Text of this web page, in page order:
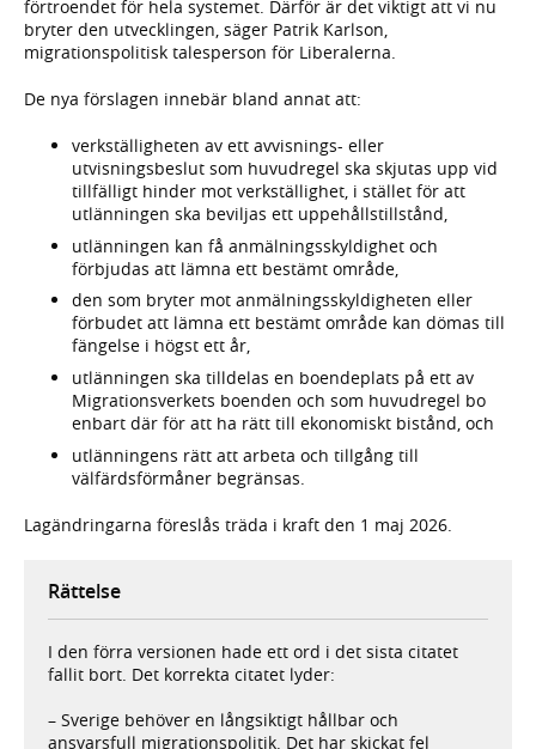
förtroendet för hela systemet. Därför är det viktigt att vi nu
bryter den utvecklingen, säger Patrik Karlson,
migrationspolitisk talesperson för Liberalerna.
De nya förslagen innebär bland annat att:
verkställigheten av ett avvisnings- eller
utvisningsbeslut som huvudregel ska skjutas upp vid
tillfälligt hinder mot verkställighet, i stället för att
utlänningen ska beviljas ett uppehållstillstånd,
utlänningen kan få anmälningsskyldighet och
förbjudas att lämna ett bestämt område,
den som bryter mot anmälningsskyldigheten eller
förbudet att lämna ett bestämt område kan dömas till
fängelse i högst ett år,
utlänningen ska tilldelas en boendeplats på ett av
Migrationsverkets boenden och som huvudregel bo
enbart där för att ha rätt till ekonomiskt bistånd, och
utlänningens rätt att arbeta och tillgång till
välfärdsförmåner begränsas.
Lagändringarna föreslås träda i kraft den 1 maj 2026.
Rättelse
I den förra versionen hade ett ord i det sista citatet
fallit bort. Det korrekta citatet lyder:
– Sverige behöver en långsiktigt hållbar och
ansvarsfull migrationspolitik. Det har skickat fel